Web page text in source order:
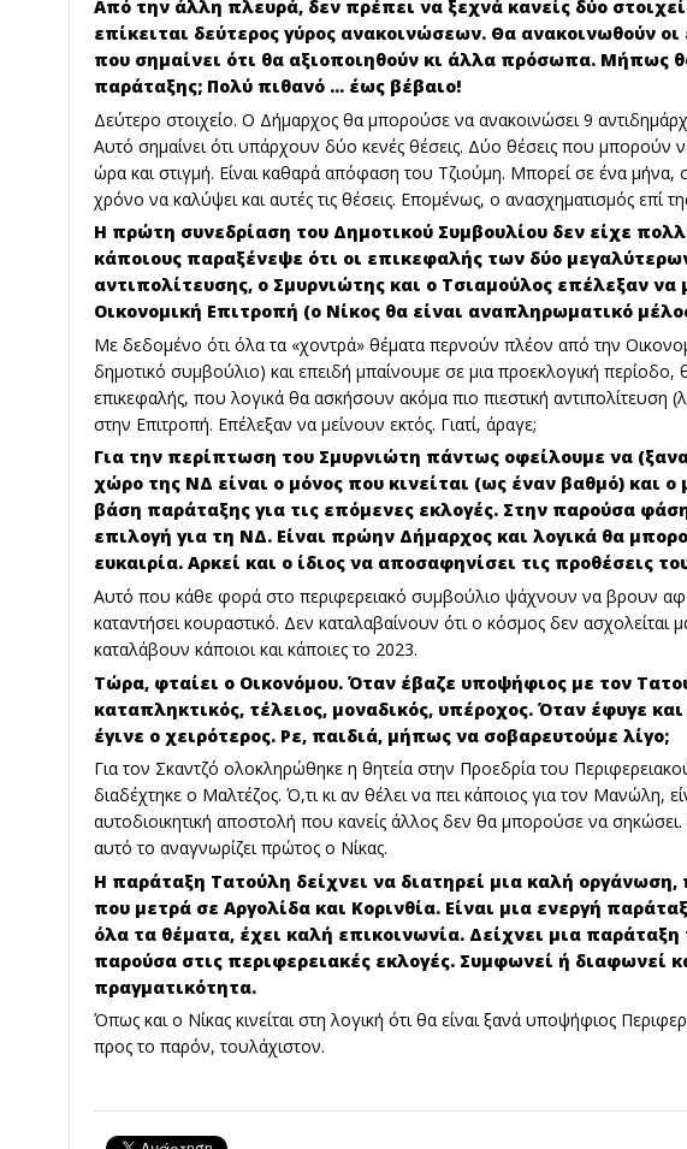
Από την άλλη πλευρά, δεν πρέπει να ξεχνά κανείς δύο
επίκειται δεύτερος γύρος ανακοινώσεων. Θα ανακοινωθούν οι
που σημαίνει ότι θα αξιοποιηθούν κι άλλα πρόσωπα. Μήπως
παράταξης; Πολύ πιθανό … έως βέβαιο!
Δεύτερο στοιχείο. Ο Δήμαρχος θα μπορούσε να ανακοινώσει 9
Αυτό σημαίνει ότι υπάρχουν δύο κενές θέσεις. Δύο θέσεις που
ώρα και στιγμή. Είναι καθαρά απόφαση του Τζιούμη. Μπορεί σε ένα μήνα,
χρόνο να καλύψει και αυτές τις θέσεις. Επομένως, ο ανασχηματισμός επί
Η πρώτη συνεδρίαση του Δημοτικού Συμβουλίου δεν είχε
κάποιους παραξένεψε ότι οι επικεφαλής των δύο
αντιπολίτευσης, ο Σμυρνιώτης και ο Τσιαμούλος επέλεξαν να
Οικονομική Επιτροπή (ο Νίκος θα είναι αναπληρωματικό
Με δεδομένο ότι όλα τα «χοντρά» θέματα περνούν πλέον από την
δημοτικό συμβούλιο) και επειδή μπαίνουμε σε μια προεκλογική περίοδο,
επικεφαλής, που λογικά θα ασκήσουν ακόμα πιο πιεστική αντιπολίτευση
στην Επιτροπή. Επέλεξαν να μείνουν εκτός. Γιατί, άραγε;
Για την περίπτωση του Σμυρνιώτη πάντως οφείλουμε να
χώρο της ΝΔ είναι ο μόνος που κινείται (ως έναν βαθμό) και ο
βάση παράταξης για τις επόμενες εκλογές. Στην παρούσα
επιλογή για τη ΝΔ. Είναι πρώην Δήμαρχος και λογικά θα
ευκαιρία. Αρκεί και ο ίδιος να αποσαφηνίσει τις προθέσεις
Αυτό που κάθε φορά στο περιφερειακό συμβούλιο ψάχνουν να βρουν
καταντήσει κουραστικό. Δεν καταλαβαίνουν ότι ο κόσμος δεν ασχολείται
καταλάβουν κάποιοι και κάποιες το 2023.
Τώρα, φταίει ο Οικονόμου. Όταν έβαζε υποψήφιος με τον
καταπληκτικός, τέλειος, μοναδικός, υπέροχος. Όταν έφυγε
έγινε ο χειρότερος. Ρε, παιδιά, μήπως να σοβαρευτούμε λίγο;
Για τον Σκαντζό ολοκληρώθηκε η θητεία στην Προεδρία του
διαδέχτηκε ο Μαλτέζος. Ό,τι κι αν θέλει να πει κάποιος για τον Μανώλη,
αυτοδιοικητική αποστολή που κανείς άλλος δεν θα μπορούσε να σηκώσει.
αυτό το αναγνωρίζει πρώτος ο Νίκας.
Η παράταξη Τατούλη δείχνει να διατηρεί μια καλή
που μετρά σε Αργολίδα και Κορινθία. Είναι μια ενεργή
όλα τα θέματα, έχει καλή επικοινωνία. Δείχνει μια παράταξη
παρούσα στις περιφερειακές εκλογές. Συμφωνεί ή διαφωνεί
πραγματικότητα.
Όπως και ο Νίκας κινείται στη λογική ότι θα είναι ξανά υποψήφιος
προς το παρόν, τουλάχιστον.